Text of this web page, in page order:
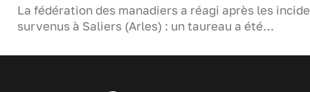
La fédération des manadiers a réagi après les
survenus à Saliers (Arles) : un taureau a été…